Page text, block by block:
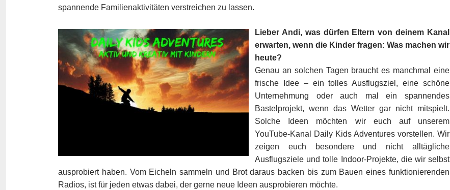
spannende Familienaktivitäten verstreichen zu lassen.
Lieber Andi, was dürfen Eltern von deinem Kanal
erwarten, wenn die Kinder fragen: Was machen wir
heute?
Genau an solchen Tagen braucht es manchmal eine
frische Idee – ein tolles Ausflugsziel, eine schöne
Unternehmung oder auch mal ein spannendes
Bastelprojekt, wenn das Wetter gar nicht mitspielt.
Solche Ideen möchten wir euch auf unserem
YouTube-Kanal Daily Kids Adventures vorstellen. Wir
zeigen euch besondere und nicht alltägliche
Ausflugsziele und tolle Indoor-Projekte, die wir selbst
ausprobiert haben. Vom Eicheln sammeln und Brot daraus backen bis zum Bauen eines funktionierenden
Radios, ist für jeden etwas dabei, der gerne neue Ideen ausprobieren möchte.